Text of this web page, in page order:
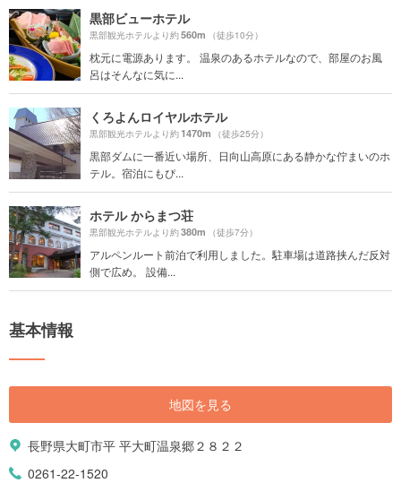
黒部ビューホテル
黒部観光ホテルより約560m （徒歩10分）
枕元に電源あります。 温泉のあるホテルなので、部屋のお風
呂はそんなに気に...
くろよんロイヤルホテル
黒部観光ホテルより約1470m （徒歩25分）
黒部ダムに一番近い場所、日向山高原にある静かな佇まいのホ
テル。宿泊にもぴ...
ホテル からまつ荘
黒部観光ホテルより約380m （徒歩7分）
アルペンルート前泊で利用しました。駐車場は道路挟んだ反対
側で広め。 設備...
基本情報
地図を見る
長野県大町市平 平大町温泉郷２８２２
0261-22-1520